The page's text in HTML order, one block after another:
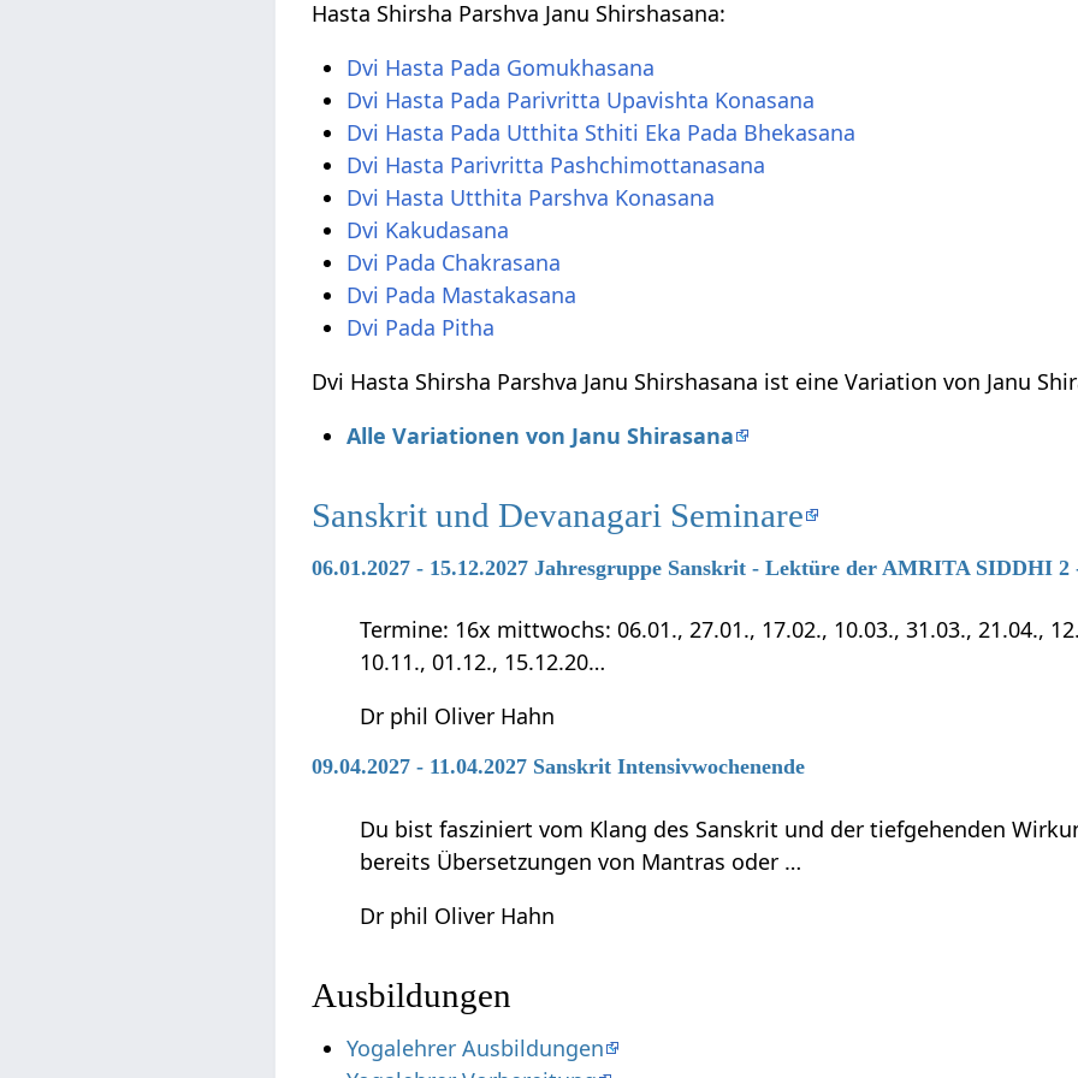
Hasta Shirsha Parshva Janu Shirshasana:
Dvi Hasta Pada Gomukhasana
Dvi Hasta Pada Parivritta Upavishta Konasana
Dvi Hasta Pada Utthita Sthiti Eka Pada Bhekasana
Dvi Hasta Parivritta Pashchimottanasana
Dvi Hasta Utthita Parshva Konasana
Dvi Kakudasana
Dvi Pada Chakrasana
Dvi Pada Mastakasana
Dvi Pada Pitha
Dvi Hasta Shirsha Parshva Janu Shirshasana ist eine Variation von Janu
Alle Variationen von Janu Shirasana
Sanskrit und Devanagari Seminare
06.01.2027 - 15.12.2027 Jahresgruppe Sanskrit - Lektüre der AMRITA SIDDHI 2
Termine: 16x mittwochs: 06.01., 27.01., 17.02., 10.03., 31.03., 21.04.,
10.11., 01.12., 15.12.20…
Dr phil Oliver Hahn
09.04.2027 - 11.04.2027 Sanskrit Intensivwochenende
Du bist fasziniert vom Klang des Sanskrit und der tiefgehenden
bereits Übersetzungen von Mantras oder …
Dr phil Oliver Hahn
Ausbildungen
Yogalehrer Ausbildungen